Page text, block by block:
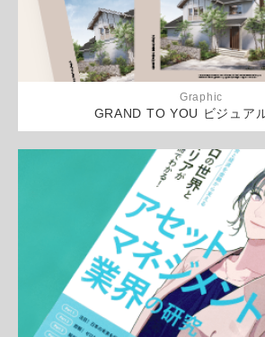
Graphic
GRAND TO YOU ビジュア